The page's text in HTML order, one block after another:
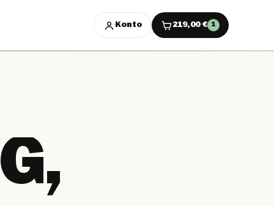
Konto 219,00 € 1